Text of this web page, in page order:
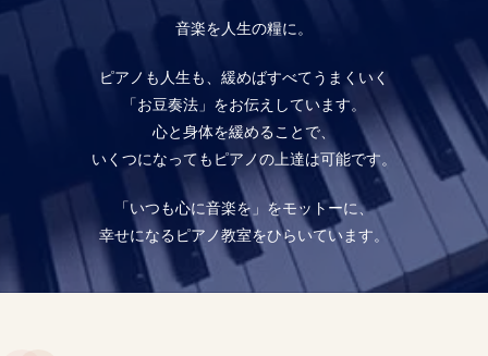
音楽を人生の糧に。
ピアノも人生も、緩めばすべてうまくいく
「お豆奏法」をお伝えしています。
心と身体を緩めることで、
いくつになってもピアノの上達は可能です。
「いつも心に音楽を」をモットーに、
幸せになるピアノ教室をひらいています。